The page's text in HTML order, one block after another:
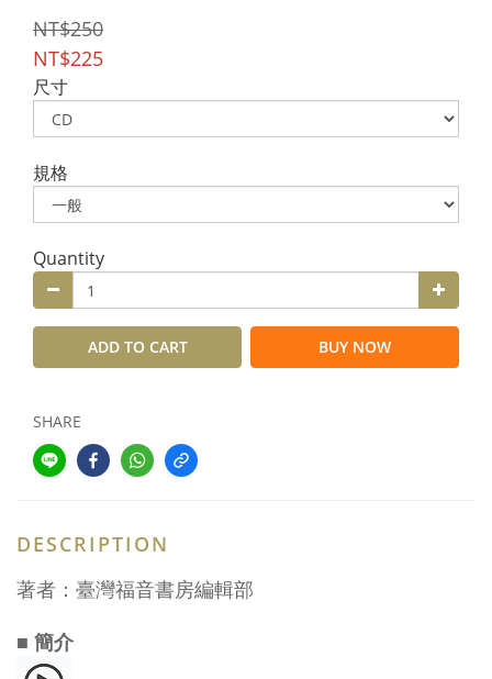
NT$250
NT$225
尺寸
規格
Quantity
ADD TO CART BUY NOW
SHARE
DESCRIPTION
著者：臺灣福音書房編輯部
■ 簡介